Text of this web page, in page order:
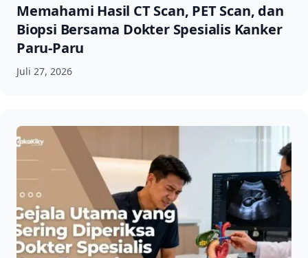
Memahami Hasil CT Scan, PET Scan, dan
Biopsi Bersama Dokter Spesialis Kanker
Paru-Paru
Juli 27, 2026